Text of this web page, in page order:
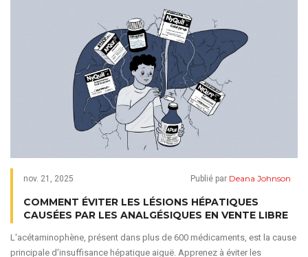
nov. 21, 2025 Publié par Deana Johnson
COMMENT ÉVITER LES LÉSIONS HÉPATIQUES
CAUSÉES PAR LES ANALGÉSIQUES EN VENTE LIBRE
L'acétaminophène, présent dans plus de 600 médicaments, est la cause
principale d'insuffisance hépatique aiguë. Apprenez à éviter les